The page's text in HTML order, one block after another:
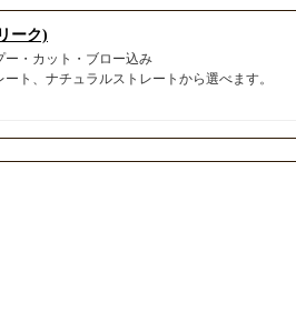
ーク)
ー・カット・ブロー込み
ート、ナチュラルストレートから選べます。